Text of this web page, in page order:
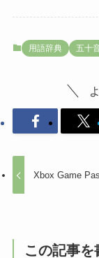
用語辞典 五十
Xbox Game
この記事を